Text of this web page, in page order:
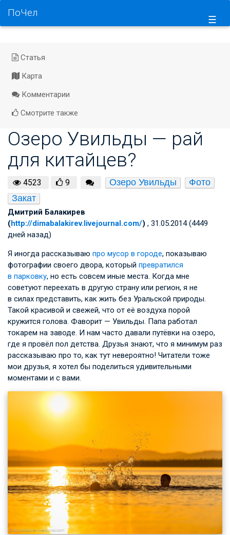
☰
ПоЧел
Статья
Карта
Комментарии
Смотрите также
Озеро Увильды — рай
для китайцев?
4523 9 Озеро Увильды
Фото
Закат
Дмитрий Балакирев
(http://dimabalakirev.livejournal.com/) , 31.05.2014 (4449
дней назад)
Я иногда рассказываю про мусор в городе, показываю
фотографии своего двора, который превратился
в парковку, но есть совсем иные места. Когда мне
советуют переехать в другую страну или регион, я не
в силах представить, как жить без Уральской природы.
Такой красивой и свежей, что от её воздуха порой
кружится голова. Фаворит — Увильды. Папа работал
токарем на заводе. И нам часто давали путёвки на озеро,
где я провёл пол детства. Друзья знают, что я минимум раз
рассказываю про то, как тут невероятно! Читатели тоже
мои друзья, я хотел бы поделиться удивительными
моментами и с вами.